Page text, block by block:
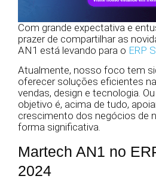
Com grande expectativa e
prazer de compartilhar as
AN1 está levando para o ERP
Atualmente, nosso foco tem
oferecer soluções eficientes
vendas, design e tecnologia.
objetivo é, acima de tudo,
crescimento dos negócios de
forma significativa.
Martech AN1 no
2024